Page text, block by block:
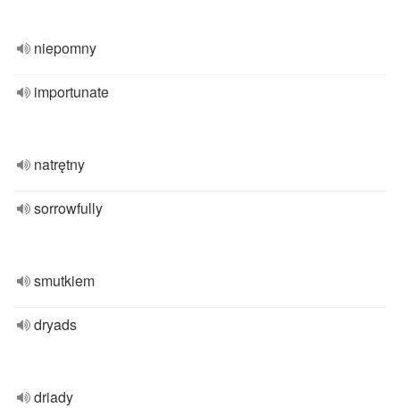
niepomny
importunate
natrętny
sorrowfully
smutkiem
dryads
driady